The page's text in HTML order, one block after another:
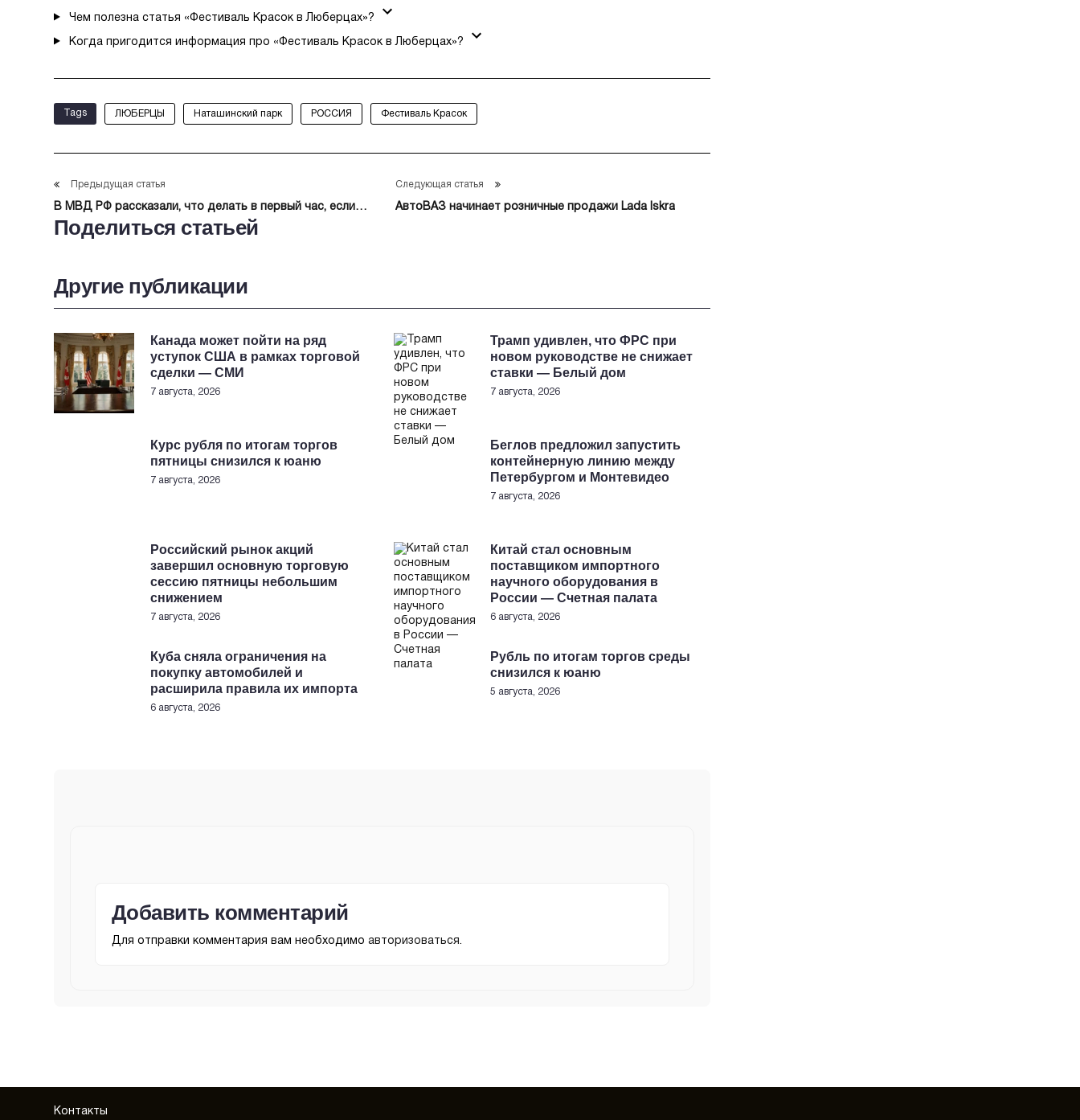
Чем полезна статья «Фестиваль Красок в Люберцах»?
Когда пригодится информация про «Фестиваль Красок в Люберцах»?
Tags ЛЮБЕРЦЫ Наташинский парк РОССИЯ Фестиваль Красок
Предыдущая статья
В МВД РФ рассказали, что делать в первый час, если
учетные записи попали к мошенникам
Следующая статья
АвтоВАЗ начинает розничные продажи Lada Iskra
Поделиться статьей
Другие публикации
Канада может пойти на ряд
уступок США в рамках торговой
сделки — СМИ
7 августа, 2026
Трамп удивлен, что ФРС при
новом руководстве не снижает
ставки — Белый дом
7 августа, 2026
Курс рубля по итогам торгов
пятницы снизился к юаню
7 августа, 2026
Беглов предложил запустить
контейнерную линию между
Петербургом и Монтевидео
7 августа, 2026
Российский рынок акций
завершил основную торговую
сессию пятницы небольшим
снижением
7 августа, 2026
Китай стал основным
поставщиком импортного
научного оборудования в
России — Счетная палата
6 августа, 2026
Куба сняла ограничения на
покупку автомобилей и
расширила правила их импорта
6 августа, 2026
Рубль по итогам торгов среды
снизился к юаню
5 августа, 2026
Добавить комментарий
Для отправки комментария вам необходимо авторизоваться
Контакты